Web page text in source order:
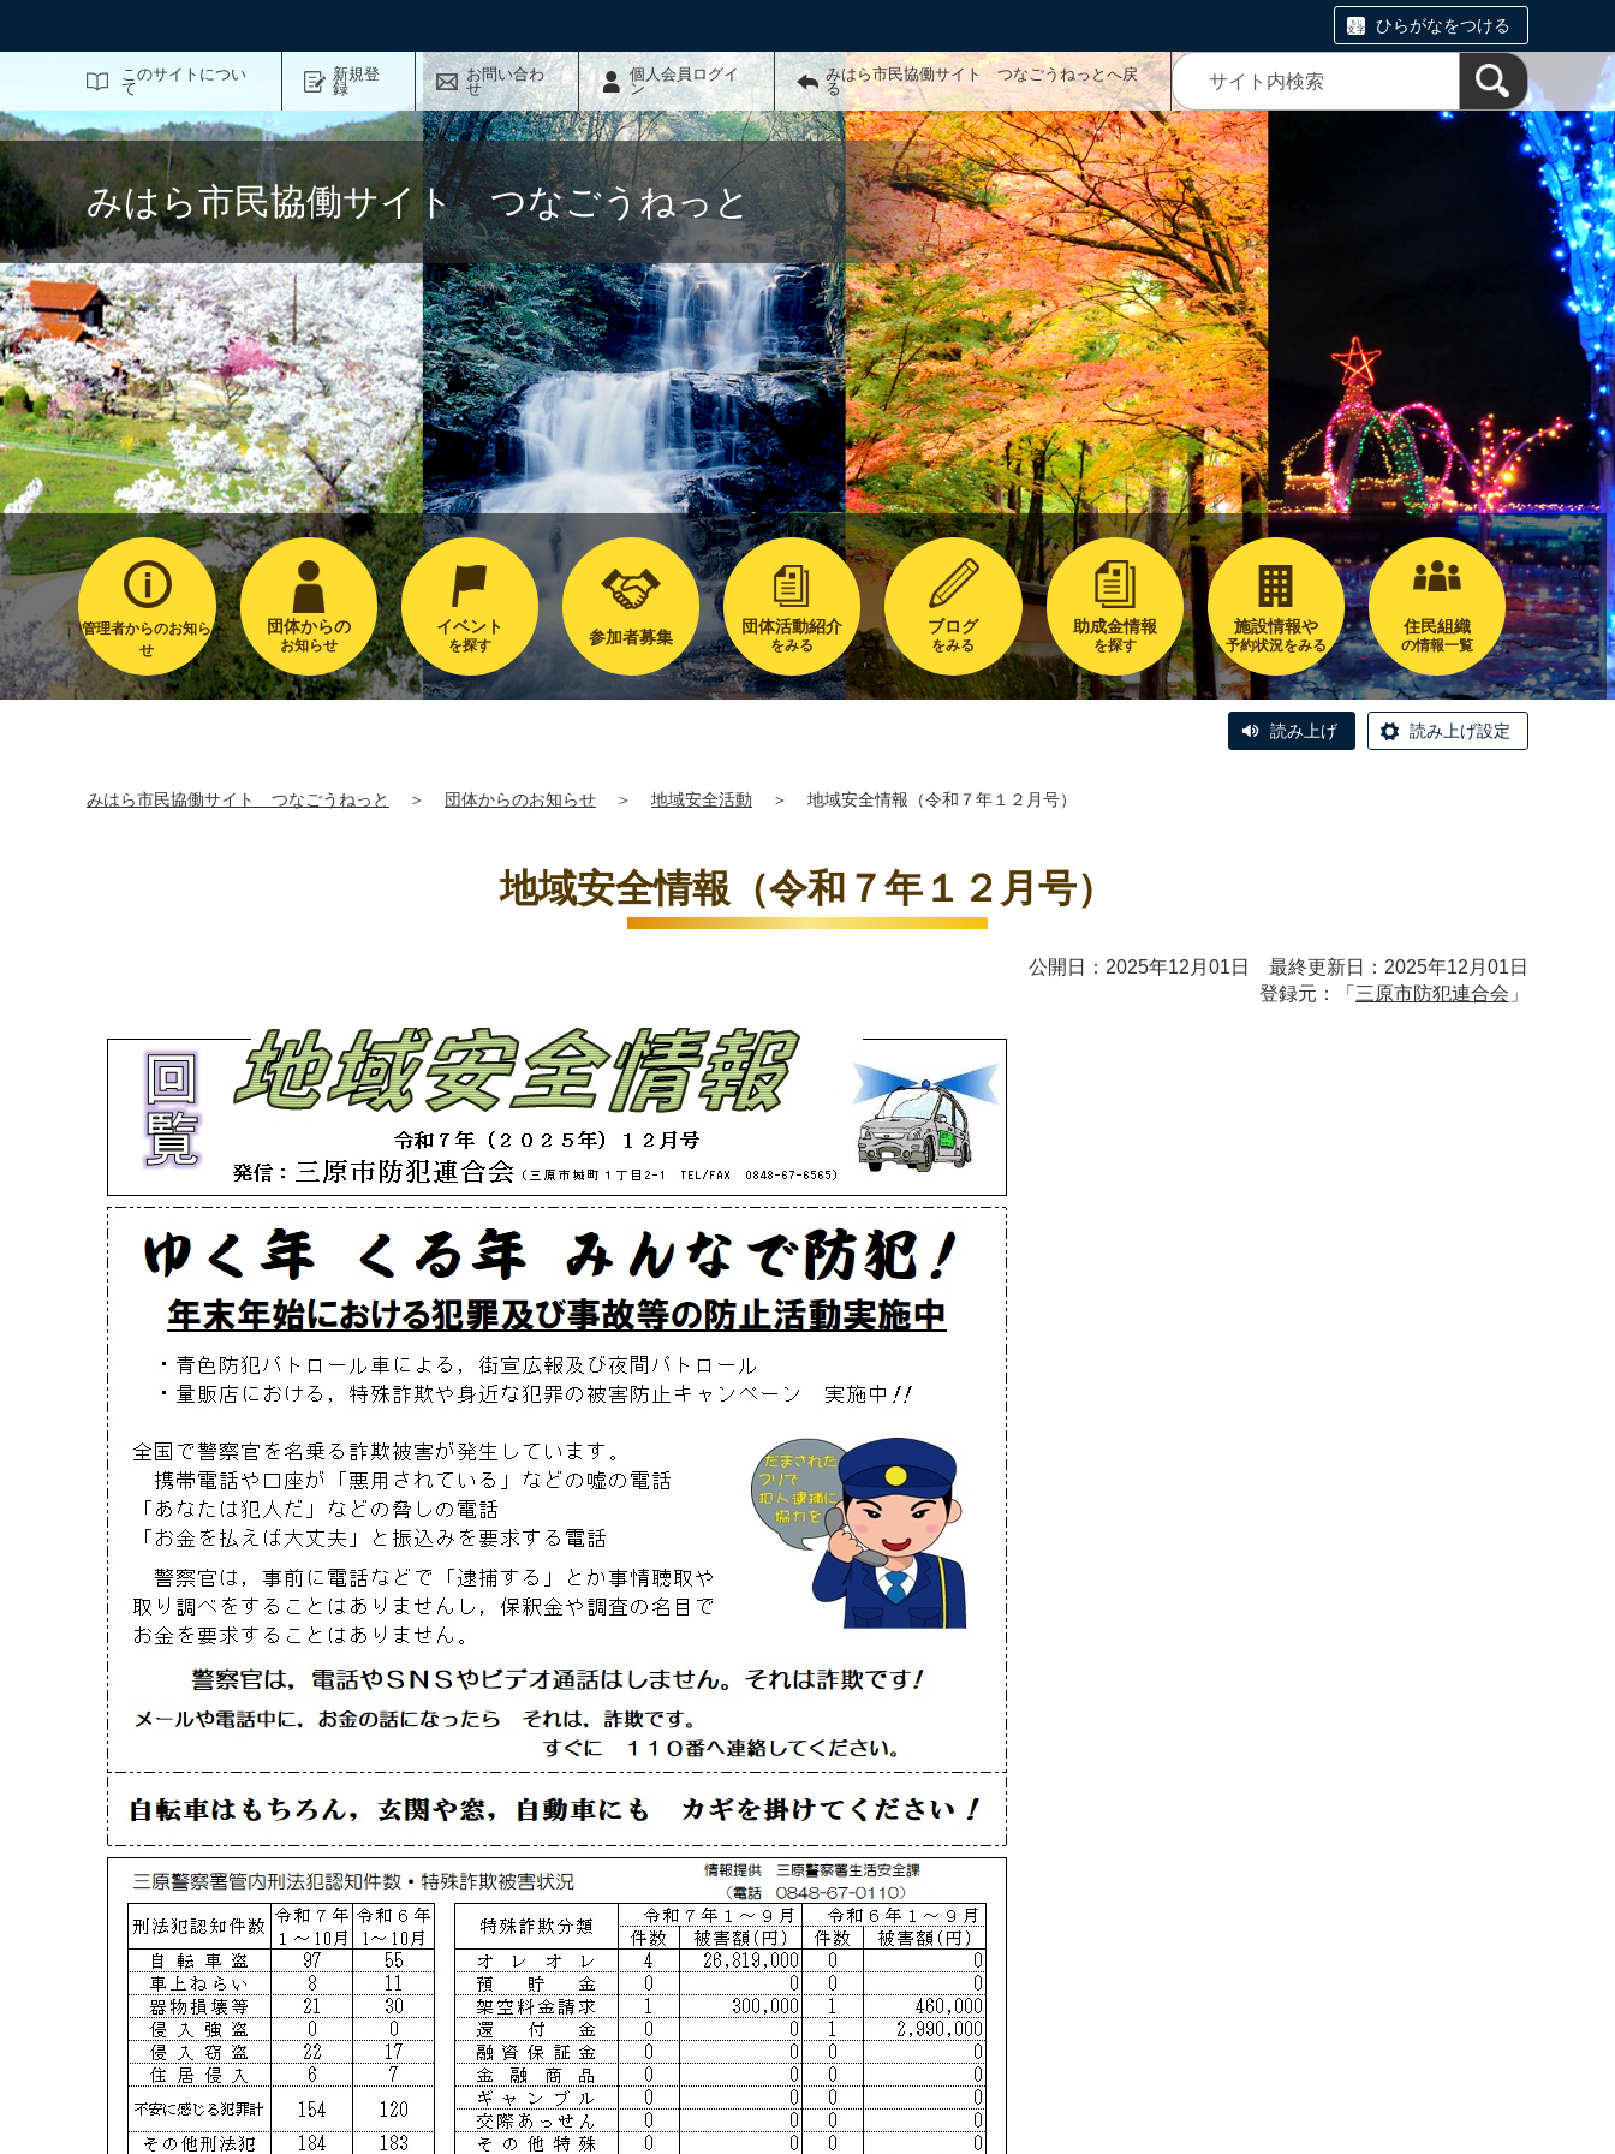
ひらがなをつける
このサイトについ
て
新規登
録
お問い合わ
せ
個人会員ログイ
ン
みはら市民協働サイト つなごうねっとへ戻
る
みはら市民協働サイト つなごうねっと
管理者からのお知ら
せ
団体からの
お知らせ
イベント
を探す 参加者募集
団体活動紹介
をみる
ブログ
をみる
助成金情報
を探す
施設情報や
予約状況をみる
住民組織
の情報一覧
読み上げ 読み上げ設定
みはら市民協働サイト つなごうねっと ＞ 団体からのお知らせ ＞ 地域安全活動 ＞ 地域安全情報（令和７年１２月号）
地域安全情報（令和７年１２月号）
公開日：2025年12月01日 最終更新日：2025年12月01日
登録元：「 三原市防犯連合会 」